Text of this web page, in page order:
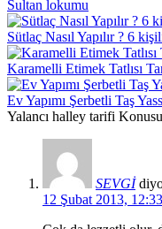
Sultan lokumu
Sütlaç Nasıl Yapılır ? 6
Karamelli Etimek Tatlısı
Ev Yapımı Şerbetli Taş
Yalancı halley tarifi
SEVGİ
12 Şubat 2013, 12:33